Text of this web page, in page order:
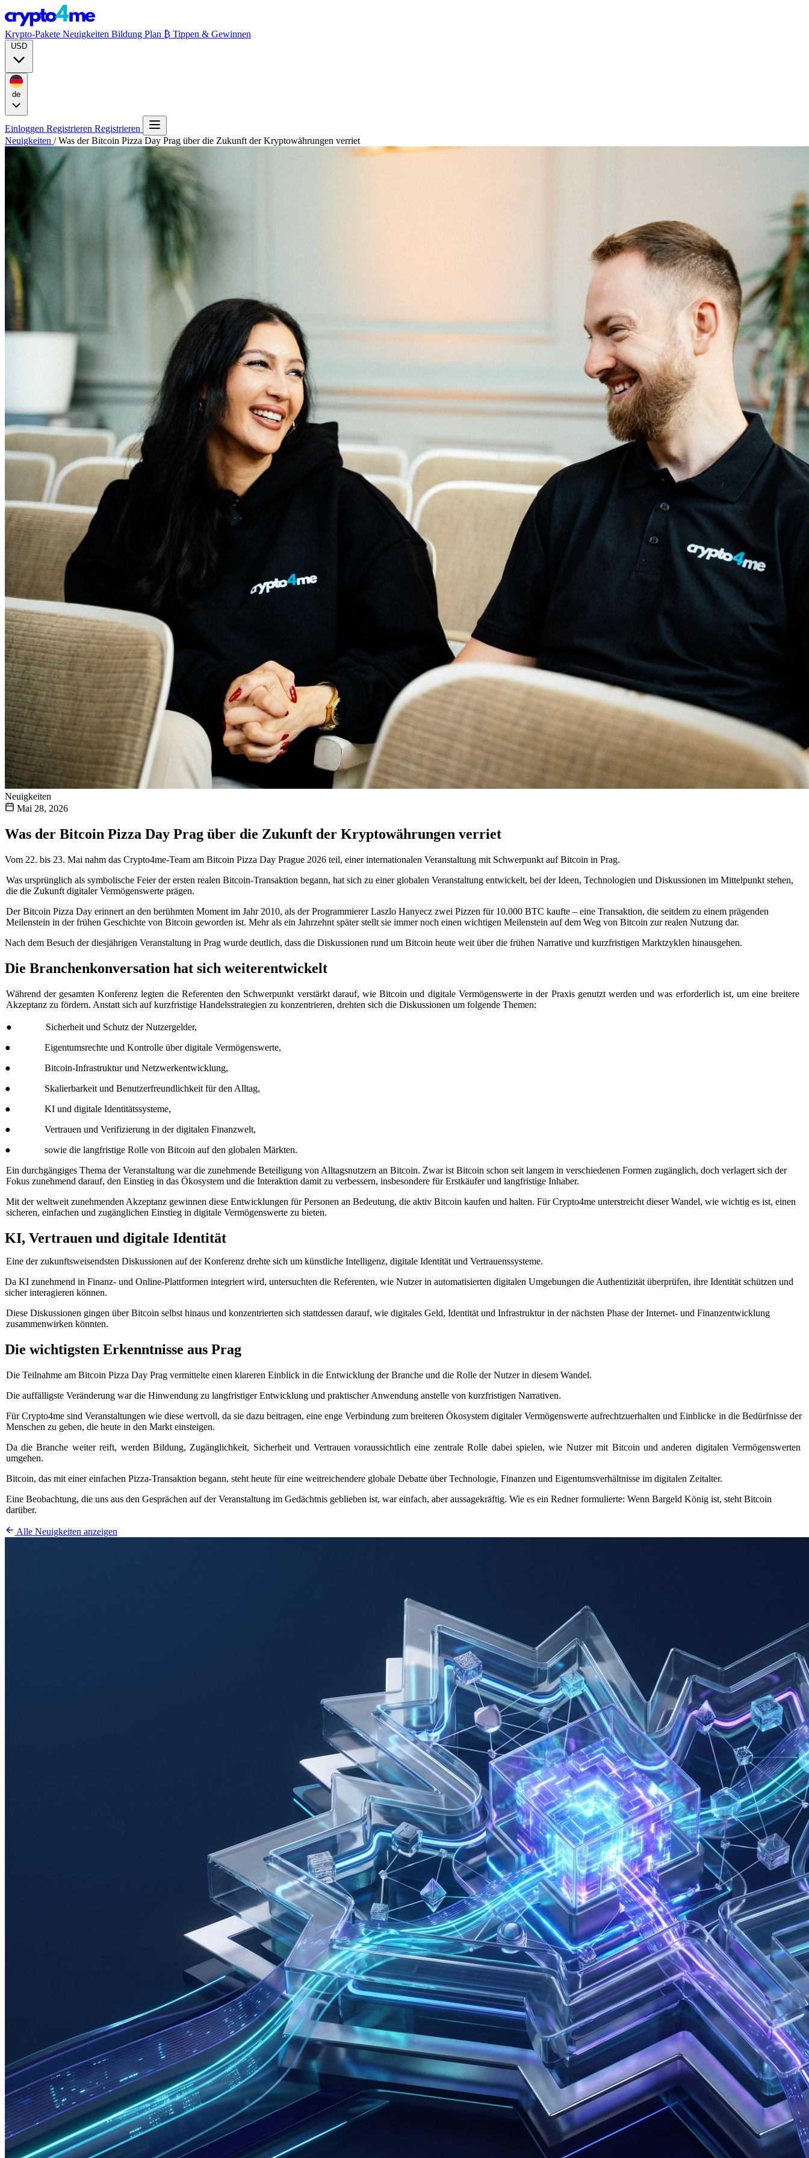
Krypto-Pakete Neuigkeiten Bildung Plan ₿ Tippen & Gewinnen
Einloggen Registrieren Registrieren
Neuigkeiten / Was der Bitcoin Pizza Day Prag über die Zukunft der Kryptowährungen verriet
Neuigkeiten
Mai 28, 2026
Was der Bitcoin Pizza Day Prag über die Zukunft der Kryptowährungen verriet
Vom 22. bis 23. Mai nahm das Crypto4me-Team am Bitcoin Pizza Day Prague 2026 teil, einer internationalen Veranstaltung mit Schwerpunkt auf Bitcoin in Prag.
Was ursprünglich als symbolische Feier der ersten realen Bitcoin-Transaktion begann, hat sich zu einer globalen Veranstaltung entwickelt, bei der Ideen, Technologien und Diskussionen im Mittelpunkt stehen,
die die Zukunft digitaler Vermögenswerte prägen.
Der Bitcoin Pizza Day erinnert an den berühmten Moment im Jahr 2010, als der Programmierer Laszlo Hanyecz zwei Pizzen für 10.000 BTC kaufte – eine Transaktion, die seitdem zu einem prägenden
Meilenstein in der frühen Geschichte von Bitcoin geworden ist. Mehr als ein Jahrzehnt später stellt sie immer noch einen wichtigen Meilenstein auf dem Weg von Bitcoin zur realen Nutzung dar.
Nach dem Besuch der diesjährigen Veranstaltung in Prag wurde deutlich, dass die Diskussionen rund um Bitcoin heute weit über die frühen Narrative und kurzfristigen Marktzyklen hinausgehen.
Die Branchenkonversation hat sich weiterentwickelt
Während der gesamten Konferenz legten die Referenten den Schwerpunkt verstärkt darauf, wie Bitcoin und digitale Vermögenswerte in der Praxis genutzt werden und was erforderlich ist, um eine breitere
Akzeptanz zu fördern. Anstatt sich auf kurzfristige Handelsstrategien zu konzentrieren, drehten sich die Diskussionen um folgende Themen:
● Sicherheit und Schutz der Nutzergelder,
● Eigentumsrechte und Kontrolle über digitale Vermögenswerte,
● Bitcoin-Infrastruktur und Netzwerkentwicklung,
● Skalierbarkeit und Benutzerfreundlichkeit für den Alltag,
● KI und digitale Identitätssysteme,
● Vertrauen und Verifizierung in der digitalen Finanzwelt,
● sowie die langfristige Rolle von Bitcoin auf den globalen Märkten.
Ein durchgängiges Thema der Veranstaltung war die zunehmende Beteiligung von Alltagsnutzern an Bitcoin. Zwar ist Bitcoin schon seit langem in verschiedenen Formen zugänglich, doch verlagert sich der
Fokus zunehmend darauf, den Einstieg in das Ökosystem und die Interaktion damit zu verbessern, insbesondere für Erstkäufer und langfristige Inhaber.
Mit der weltweit zunehmenden Akzeptanz gewinnen diese Entwicklungen für Personen an Bedeutung, die aktiv Bitcoin kaufen und halten. Für Crypto4me unterstreicht dieser Wandel, wie wichtig es ist, einen
sicheren, einfachen und zugänglichen Einstieg in digitale Vermögenswerte zu bieten.
KI, Vertrauen und digitale Identität
Eine der zukunftsweisendsten Diskussionen auf der Konferenz drehte sich um künstliche Intelligenz, digitale Identität und Vertrauenssysteme.
Da KI zunehmend in Finanz- und Online-Plattformen integriert wird, untersuchten die Referenten, wie Nutzer in automatisierten digitalen Umgebungen die Authentizität überprüfen, ihre Identität schützen und
sicher interagieren können.
Diese Diskussionen gingen über Bitcoin selbst hinaus und konzentrierten sich stattdessen darauf, wie digitales Geld, Identität und Infrastruktur in der nächsten Phase der Internet- und Finanzentwicklung
zusammenwirken könnten.
Die wichtigsten Erkenntnisse aus Prag
Die Teilnahme am Bitcoin Pizza Day Prag vermittelte einen klareren Einblick in die Entwicklung der Branche und die Rolle der Nutzer in diesem Wandel.
Die auffälligste Veränderung war die Hinwendung zu langfristiger Entwicklung und praktischer Anwendung anstelle von kurzfristigen Narrativen.
Für Crypto4me sind Veranstaltungen wie diese wertvoll, da sie dazu beitragen, eine enge Verbindung zum breiteren Ökosystem digitaler Vermögenswerte aufrechtzuerhalten und Einblicke in die Bedürfnisse der
Menschen zu geben, die heute in den Markt einsteigen.
Da die Branche weiter reift, werden Bildung, Zugänglichkeit, Sicherheit und Vertrauen voraussichtlich eine zentrale Rolle dabei spielen, wie Nutzer mit Bitcoin und anderen digitalen Vermögenswerten
umgehen.
Bitcoin, das mit einer einfachen Pizza-Transaktion begann, steht heute für eine weitreichendere globale Debatte über Technologie, Finanzen und Eigentumsverhältnisse im digitalen Zeitalter.
Eine Beobachtung, die uns aus den Gesprächen auf der Veranstaltung im Gedächtnis geblieben ist, war einfach, aber aussagekräftig. Wie es ein Redner formulierte: Wenn Bargeld König ist, steht Bitcoin
darüber.
Alle Neuigkeiten anzeigen